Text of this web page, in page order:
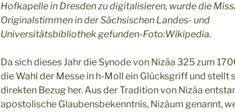
Hofkapelle in Dresden zu digitalisieren, wurde die
Originalstimmen in der Sächsischen Landes- und
Universitätsbibliothek gefunden-Foto:Wikipedia.
Da sich dieses Jahr die Synode von Nizäa 325 zum
die Wahl der Messe in h-Moll ein Glücksgriff und stellt
direkten Bezug her. Aus der Tradition von Nizäa
apostolische Glaubensbekenntnis, Nizäum genannt,